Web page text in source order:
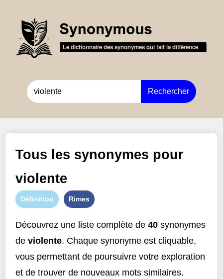
Rechercher
Tous les synonymes pour
violente
Définition Rimes
Découvrez une liste complète de40 synonymes
deviolente. Chaque synonyme est cliquable,
vous permettant de poursuivre votre exploration
et de trouver de nouveaux mots similaires.